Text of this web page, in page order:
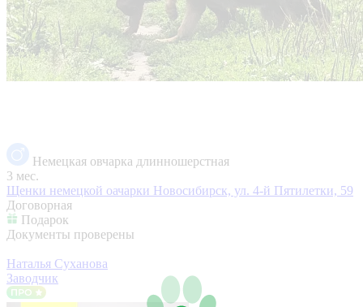
Немецкая овчарка длинношерстная
3 мес.
Щенки немецкой оачарки Новосибирск, ул. 4-й Пятилетки, 59
Договорная
Подарок
Документы проверены
Наталья Суханова
Заводчик